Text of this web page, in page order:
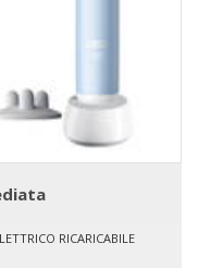
RICARICABILE